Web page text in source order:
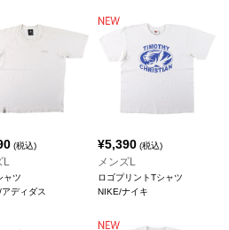
(税込)
L
ャツ
ディダス
¥5,390 (税込)
メンズL
ロゴプリントTシャツ
NIKE/ナイキ